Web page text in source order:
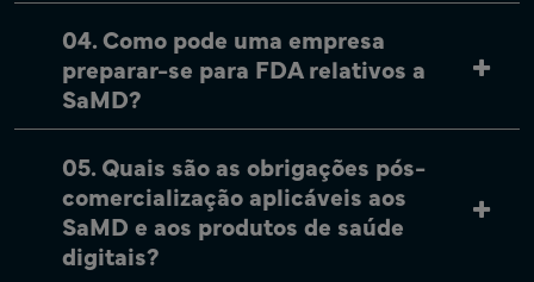
04. Como pode uma empresa
preparar-se para FDA relativos a
SaMD?
05. Quais são as obrigações pós-
comercialização aplicáveis aos
SaMD e aos produtos de saúde
digitais?